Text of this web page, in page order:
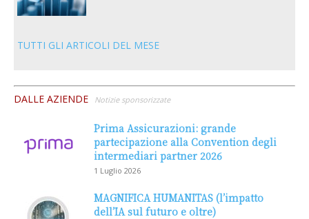
TUTTI GLI ARTICOLI DEL MESE
DALLE AZIENDE Notizie sponsorizzate
Prima Assicurazioni: grande
partecipazione alla Convention degli
intermediari partner 2026
1 Luglio 2026
MAGNIFICA HUMANITAS (l’impatto
dell’IA sul futuro e oltre)